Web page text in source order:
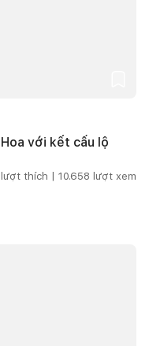
với kết cấu lộ
lượt thích | 10.658 lượt xem